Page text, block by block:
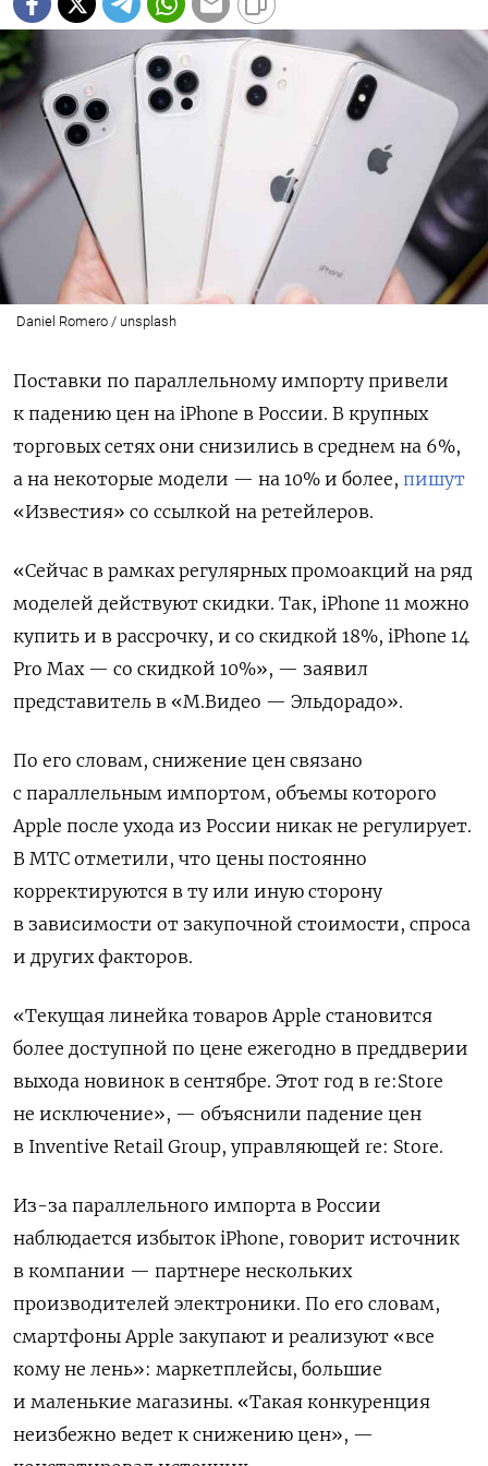
Daniel Romero / unsplash
Поставки по параллельному импорту привели
к падению цен на iPhone в России. В крупных
торговых сетях они снизились в среднем на 6%,
а на некоторые модели — на 10% и более, пишут
«Известия» со ссылкой на ретейлеров.
«Сейчас в рамках регулярных промоакций на ряд
моделей действуют скидки. Так, iPhone 11 можно
купить и в рассрочку, и со скидкой 18%, iPhone 14
Pro Max — со скидкой 10%», — заявил
представитель в «М.Видео — Эльдорадо».
По его словам, снижение цен связано
с параллельным импортом, объемы которого
Apple после ухода из России никак не регулирует.
В МТС отметили, что цены постоянно
корректируются в ту или иную сторону
в зависимости от закупочной стоимости, спроса
и других факторов.
«Текущая линейка товаров Apple становится
более доступной по цене ежегодно в преддверии
выхода новинок в сентябре. Этот год в re:Store
не исключение», — объяснили падение цен
в Inventive Retail Group, управляющей re: Store.
Из-за параллельного импорта в России
наблюдается избыток iPhone, говорит источник
в компании — партнере нескольких
производителей электроники. По его словам,
смартфоны Apple закупают и реализуют «все
кому не лень»: маркетплейсы, большие
и маленькие магазины. «Такая конкуренция
неизбежно ведет к снижению цен», —